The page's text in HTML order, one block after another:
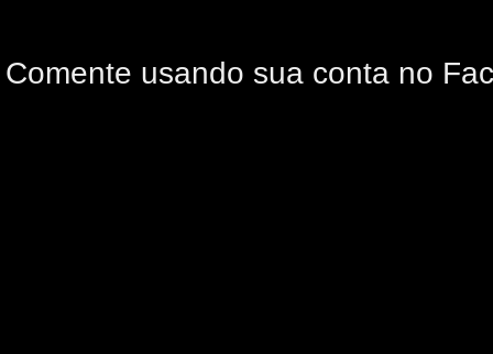
Comente usando sua conta no